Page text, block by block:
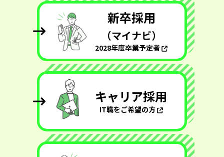
新卒採用
（マイナビ）
2028年度卒業予定者
キャリア採用
IT職をご希望の方